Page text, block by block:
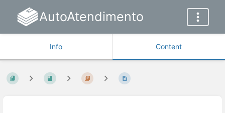
AutoAtendimento
Info Content